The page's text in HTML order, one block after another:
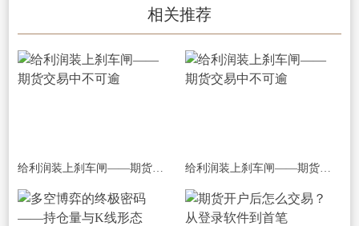
相关推荐
给利润装上刹车闸——期货交易中不可逾 给利润装上刹车闸——期货交易中不可逾